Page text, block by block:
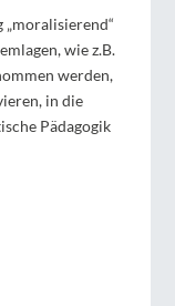
wie z.B.
werden,
in die
Pädagogik